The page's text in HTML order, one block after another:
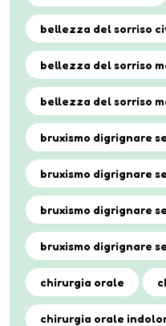
bellezza del sorriso
bellezza del sorriso
bellezza del sorriso
bruxismo digrignare
bruxismo digrignare
bruxismo digrignare
bruxismo digrignare
chirurgia orale
chirurgia orale